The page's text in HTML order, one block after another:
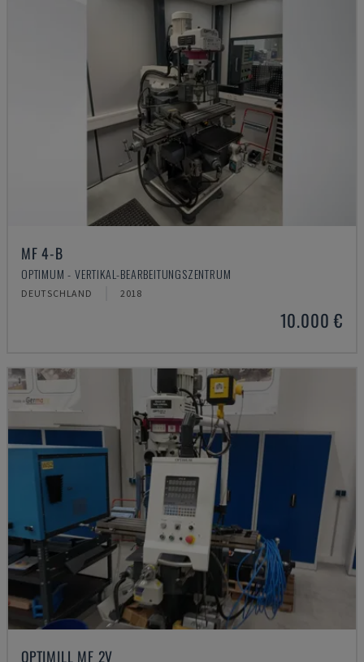
MF 4-B
OPTIMUM - VERTIKAL-BEARBEITUNGSZENTRUM
DEUTSCHLAND 2018
10.000 €
OPTIMILL MF 2V